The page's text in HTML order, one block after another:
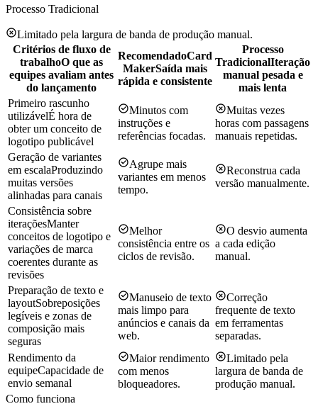
Processo Tradicional
Limitado pela largura de banda de produção manual.
Critérios de fluxo de
trabalhoO que as
equipes avaliam antes
do lançamento
RecomendadoCard
MakerSaída mais
rápida e consistente
Processo
TradicionalIteração
manual pesada e
mais lenta
Primeiro rascunho
utilizávelÉ hora de
obter um conceito de
logotipo publicável
Minutos com
instruções e
referências focadas.
Muitas vezes
horas com passagens
manuais repetidas.
Geração de variantes
em escalaProduzindo
muitas versões
alinhadas para canais
Agrupe mais
variantes em menos
tempo.
Reconstrua cada
versão manualmente.
Consistência sobre
iteraçõesManter
conceitos de logotipo e
variações de marca
coerentes durante as
revisões
Melhor
consistência entre os
ciclos de revisão.
O desvio aumenta
a cada edição
manual.
Preparação de texto e
layoutSobreposições
legíveis e zonas de
composição mais
seguras
Manuseio de texto
mais limpo para
anúncios e canais da
web.
Correção
frequente de texto
em ferramentas
separadas.
Rendimento da
equipeCapacidade de
envio semanal
Maior rendimento
com menos
bloqueadores.
Limitado pela
largura de banda de
produção manual.
Como funciona